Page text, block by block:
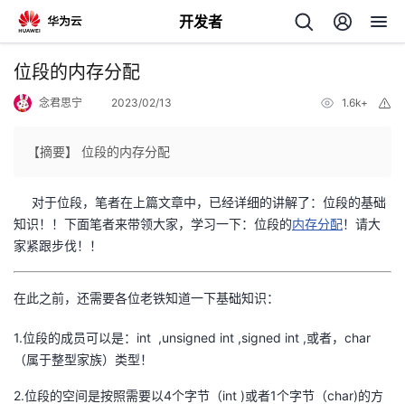
开发者
返
个
主
页
的
开
发
位段的内存分配
念君思宁 2023/02/13 1.6k+
【摘要】 位段的内存分配
对于位段，笔者在上篇文章中，已经详细的讲解了：位段的基础
知识！！下面笔者来带领大家，学习一下：位段的内存分配！请大
家紧跟步伐！！
在此之前，还需要各位老铁知道一下基础知识：
1.位段的成员可以是：int ,unsigned int ,signed int ,或者，char
（属于整型家族）类型！
2.位段的空间是按照需要以4个字节（int )或者1个字节（char)的方